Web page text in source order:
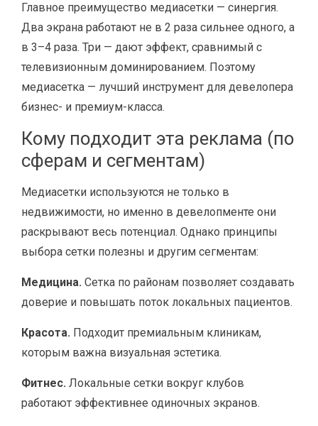
Главное преимущество медиасетки — синергия.
Два экрана работают не в 2 раза сильнее одного, а
в 3–4 раза. Три — дают эффект, сравнимый с
телевизионным доминированием. Поэтому
медиасетка — лучший инструмент для девелопера
бизнес- и премиум-класса.
Кому подходит эта реклама (по
сферам и сегментам)
Медиасетки используются не только в
недвижимости, но именно в девелопменте они
раскрывают весь потенциал. Однако принципы
выбора сетки полезны и другим сегментам:
Медицина. Сетка по районам позволяет создавать
доверие и повышать поток локальных пациентов.
Красота. Подходит премиальным клиникам,
которым важна визуальная эстетика.
Фитнес. Локальные сетки вокруг клубов
работают эффективнее одиночных экранов.